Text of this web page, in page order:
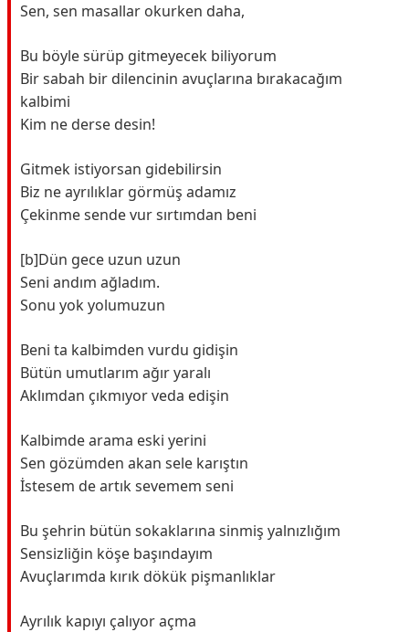
Sen, sen masallar okurken daha,
Bu böyle sürüp gitmeyecek biliyorum
Bir sabah bir dilencinin avuçlarına bırakacağım
kalbimi
Kim ne derse desin!
Gitmek istiyorsan gidebilirsin
Biz ne ayrılıklar görmüş adamız
Çekinme sende vur sırtımdan beni
[b]Dün gece uzun uzun
Seni andım ağladım.
Sonu yok yolumuzun
Beni ta kalbimden vurdu gidişin
Bütün umutlarım ağır yaralı
Aklımdan çıkmıyor veda edişin
Kalbimde arama eski yerini
Sen gözümden akan sele karıştın
İstesem de artık sevemem seni
Bu şehrin bütün sokaklarına sinmiş yalnızlığım
Sensizliğin köşe başındayım
Avuçlarımda kırık dökük pişmanlıklar
Ayrılık kapıyı çalıyor açma